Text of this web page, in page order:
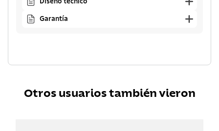
Diseño técnico
Garantía
Otros usuarios también vieron